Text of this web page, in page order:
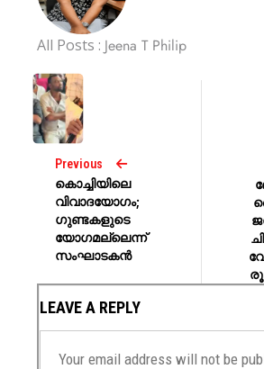
All Posts : Jeena T Philip
Previous
കൊച്ചിയിലെ
വിവാദയോഗം;
ഗുണ്ടകളുടെ
യോഗമല്ലെന്ന്
സംഘാടകന്‍
LEAVE A REPLY
Your email address will not be